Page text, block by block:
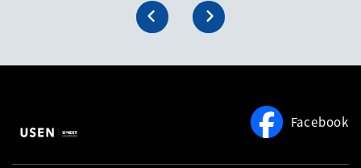
Facebook